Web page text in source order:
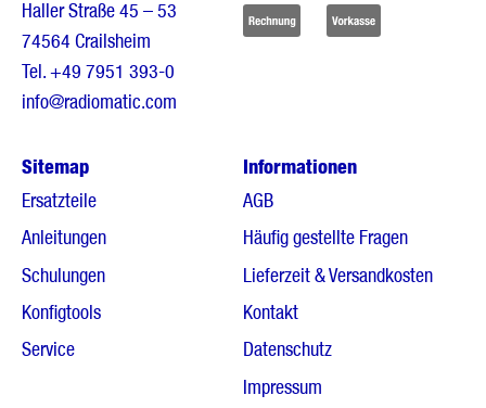
Haller Straße 45 – 53
74564 Crailsheim
Tel.+49 7951 393-0
info@radiomatic.com
Sitemap
Ersatzteile
Anleitungen
Schulungen
Konfigtools
Service
Informationen
AGB
Häufig gestellte Fragen
Lieferzeit & Versandkosten
Kontakt
Datenschutz
Impressum